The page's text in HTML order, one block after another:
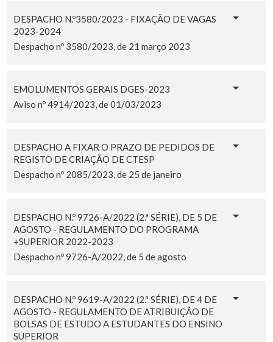
DESPACHO N.º3580/2023 - FIXAÇÃO DE VAGAS
2023-2024
Despacho nº 3580/2023, de 21 março 2023
EMOLUMENTOS GERAIS DGES-2023
Aviso nº 4914/2023, de 01/03/2023
DESPACHO A FIXAR O PRAZO DE PEDIDOS DE
REGISTO DE CRIAÇÃO DE CTESP
Despacho nº 2085/2023, de 25 de janeiro
DESPACHO N.º 9726-A/2022 (2.ª SÉRIE), DE 5 DE
AGOSTO - REGULAMENTO DO PROGRAMA
+SUPERIOR 2022-2023
Despacho nº 9726-A/2022, de 5 de agosto
DESPACHO N.º 9619-A/2022 (2.ª SÉRIE), DE 4 DE
AGOSTO - REGULAMENTO DE ATRIBUIÇÃO DE
BOLSAS DE ESTUDO A ESTUDANTES DO ENSINO
SUPERIOR